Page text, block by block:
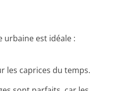
urbaine est idéale :
les caprices du temps.